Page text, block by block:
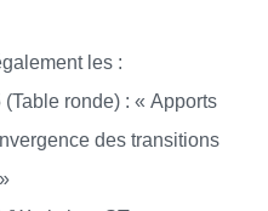
les :
ronde) : « Apports
des transitions